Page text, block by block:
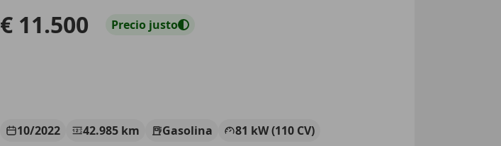
€ 11.500 Precio justo
10/2022 42.985 km Gasolina 81 kW (110 CV)